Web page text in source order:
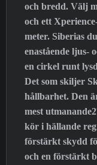
och bredd. Välj
och ett
meter. Siberias
enastående ljus-
en cirkel runt
Det som skiljer
hållbarhet. Den
mest
kör i hällande
förstärkt skydd
och en förstärkt